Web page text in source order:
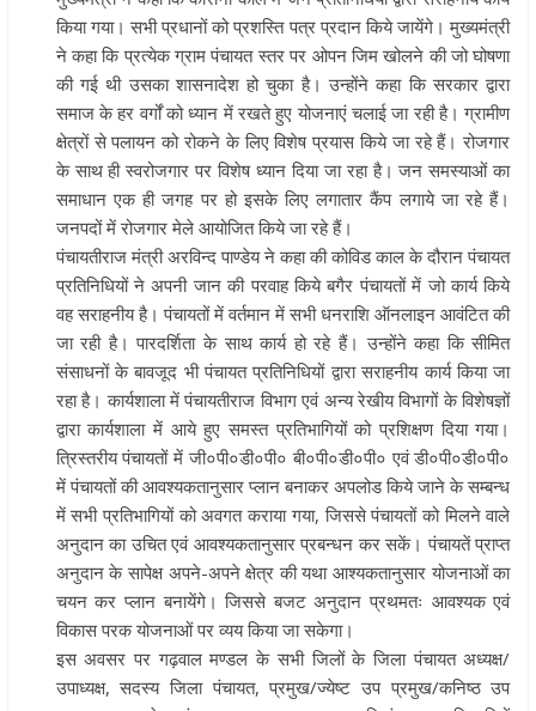
किया गया। सभी प्रधानों को प्रशस्ति पत्र प्रदान किये जायेंगे। मुख्यमंत्री
ने कहा कि प्रत्येक ग्राम पंचायत स्तर पर ओपन जिम खोलने की जो घोषणा
की गई थी उसका शासनादेश हो चुका है। उन्होंने कहा कि सरकार द्वारा
समाज के हर वर्गों को ध्यान में रखते हुए योजनाएं चलाई जा रही है। ग्रामीण
क्षेत्रों से पलायन को रोकने के लिए विशेष प्रयास किये जा रहे हैं। रोजगार
के साथ ही स्वरोजगार पर विशेष ध्यान दिया जा रहा है। जन समस्याओं का
समाधान एक ही जगह पर हो इसके लिए लगातार कैंप लगाये जा रहे हैं।
जनपदों में रोजगार मेले आयोजित किये जा रहे हैं।
पंचायतीराज मंत्री अरविन्द पाण्डेय ने कहा की कोविड काल के दौरान पंचायत
प्रतिनिधियों ने अपनी जान की परवाह किये बगैर पंचायतों में जो कार्य किये
वह सराहनीय है। पंचायतों में वर्तमान में सभी धनराशि ऑनलाइन आवंटित की
जा रही है। पारदर्शिता के साथ कार्य हो रहे हैं। उन्होंने कहा कि सीमित
संसाधनों के बावजूद भी पंचायत प्रतिनिधियों द्वारा सराहनीय कार्य किया जा
रहा है। कार्यशाला में पंचायतीराज विभाग एवं अन्य रेखीय विभागों के विशेषज्ञों
द्वारा कार्यशाला में आये हुए समस्त प्रतिभागियों को प्रशिक्षण दिया गया।
त्रिस्तरीय पंचायतों में जी०पी०डी०पी० बी०पी०डी०पी० एवं डी०पी०डी०पी०
में पंचायतों की आवश्यकतानुसार प्लान बनाकर अपलोड किये जाने के सम्बन्ध
में सभी प्रतिभागियों को अवगत कराया गया, जिससे पंचायतों को मिलने वाले
अनुदान का उचित एवं आवश्यकतानुसार प्रबन्धन कर सकें। पंचायतें प्राप्त
अनुदान के सापेक्ष अपने-अपने क्षेत्र की यथा आश्यकतानुसार योजनाओं का
चयन कर प्लान बनायेंगे। जिससे बजट अनुदान प्रथमतः आवश्यक एवं
विकास परक योजनाओं पर व्यय किया जा सकेगा।
इस अवसर पर गढ़वाल मण्डल के सभी जिलों के जिला पंचायत अध्यक्ष/
उपाध्यक्ष, सदस्य जिला पंचायत, प्रमुख/ज्येष्ट उप प्रमुख/कनिष्ठ उप